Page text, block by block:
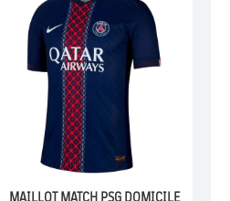
MAILLOT MATCH PSG DOMICILE